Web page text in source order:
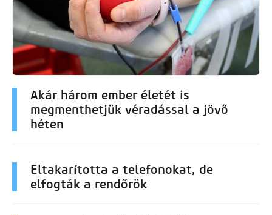
Akár három ember életét is
megmenthetjük véradással a jövő
héten
Eltakarította a telefonokat, de
elfogták a rendőrök